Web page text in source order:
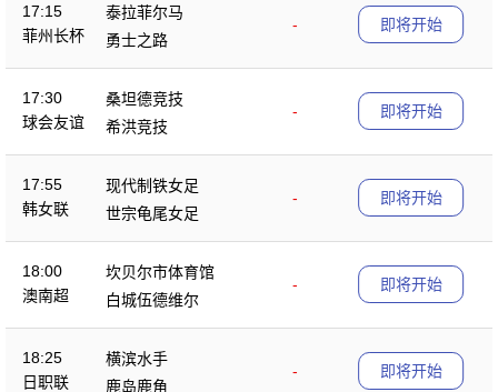
17:15
菲州长杯
泰拉菲尔马
-
勇士之路
即将开始
17:30
球会友谊
桑坦德竞技
-
希洪竞技
即将开始
17:55
韩女联
现代制铁女足
-
世宗龟尾女足
即将开始
18:00
澳南超
坎贝尔市体育馆
-
白城伍德维尔
即将开始
18:25
日职联
横滨水手
-
鹿岛鹿角
即将开始